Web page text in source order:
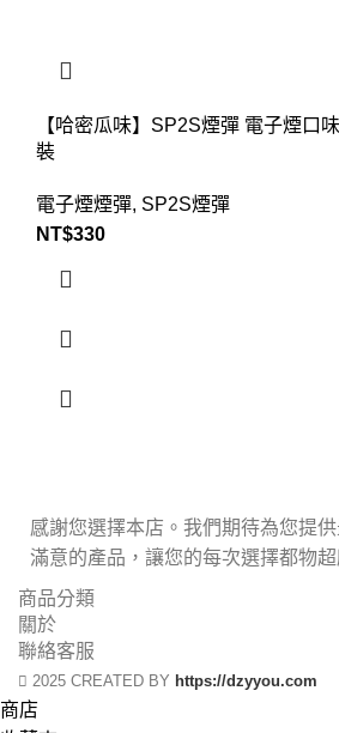
【哈密瓜味】SP2S煙彈 電子煙口
裝
電子煙煙彈, SP2S煙彈
NT$330
感謝您選擇本店。我們期待為您提
滿意的產品，讓您的每次選擇都物超
商品分類
關於
聯絡客服
2025 CREATED BY https://dzyyou.com
商店